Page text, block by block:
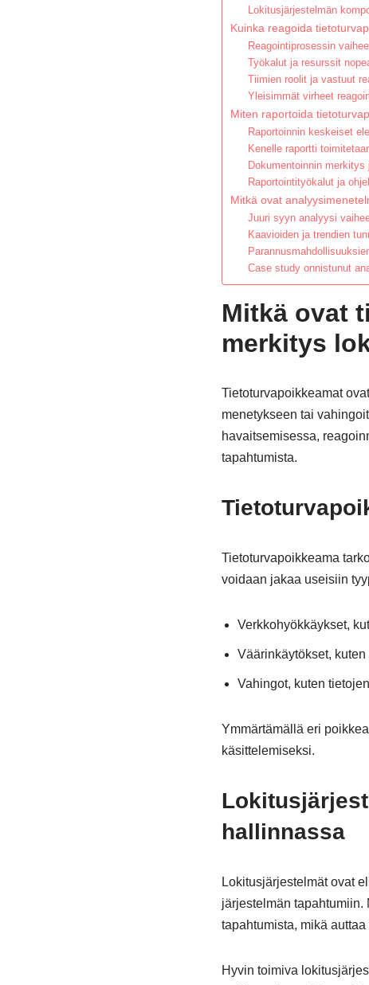
Lokitusjärjestelmän
Kuinka reagoida
Reagointiprosessin
Työkalut ja resurssit
Tiimien roolit ja vastuut
Yleisimmät virheet
Miten raportoida
Raportoinnin keskeiset
Kenelle raportti
Dokumentoinnin
Raportointityökalut ja
Mitkä ovat
Juuri syyn analyysi
Kaavioiden ja trendien
Case study onnistunut
Mitkä ovat
merkitys
Tietoturvapoikkeamat
menetykseen tai
havaitsemisessa,
tapahtumista.
Tietoturvapoikkeama
voidaan jakaa useisiin
Verkkohyökkäykset,
Väärinkäytökset,
Vahingot, kuten
Ymmärtämällä eri
käsittelemiseksi.
hallinnassa
Lokitusjärjestelmät ovat
järjestelmän tapahtumiin.
tapahtumista, mikä
Hyvin toimiva